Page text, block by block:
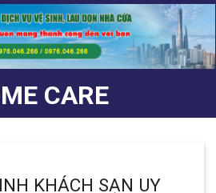
CARE
KHÁCH SẠN UY